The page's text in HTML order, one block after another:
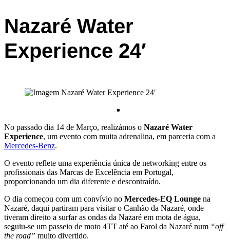
Nazaré Water
Experience 24′
No passado dia 14 de Março, realizámos o Nazaré Water
Experience, um evento com muita adrenalina, em parceria com a
Mercedes-Benz.
O evento reflete uma experiência única de networking entre os
profissionais das Marcas de Excelência em Portugal,
proporcionando um dia diferente e descontraído.
O dia começou com um convívio no Mercedes-EQ Lounge na
Nazaré, daqui partiram para visitar o Canhão da Nazaré, onde
tiveram direito a surfar as ondas da Nazaré em mota de água,
seguiu-se um passeio de moto 4TT até ao Farol da Nazaré num “off
the road” muito divertido.